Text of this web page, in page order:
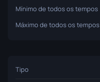
Mínimo de todos os tempos
Máximo de todos os tempos
Tipo